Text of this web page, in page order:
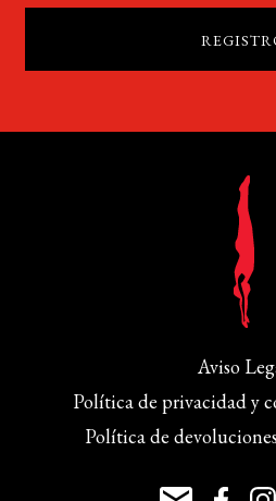
Aviso
Política de privacidad y
Política de